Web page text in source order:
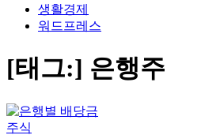
생활경제
워드프레스
[태그:] 은행주
주식